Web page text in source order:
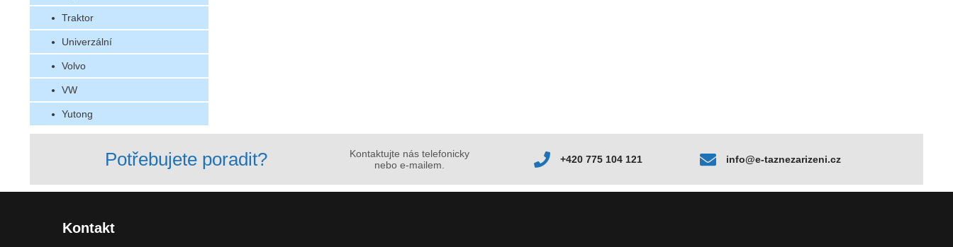
Traktor
Univerzální
Volvo
VW
Yutong
Potřebujete poradit?
Kontaktujte nás telefonicky
nebo e-mailem.
+420 775 104 121 info@e-taznezarizeni.cz
Kontakt